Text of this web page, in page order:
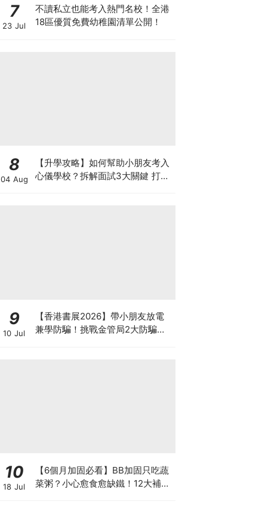
7
23 Jul
不讀私立也能考入熱門名校！全港
18區優質免費幼稚園清單公開！
8
04 Aug
【升學攻略】如何幫助小朋友考入
心儀學校？拆解面試3大關鍵 打好
9
10 Jul
【香港書展2026】帶小朋友放電
兼學防騙！挑戰金管局2大防騙遊
10
18 Jul
【6個月加固必看】BB加固只吃蔬
菜粥？小心愈食愈缺鐵！12大補鐵